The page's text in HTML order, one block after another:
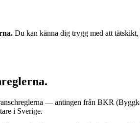
Du kan känna dig trygg med att
— antingen från BKR
i Sverige.